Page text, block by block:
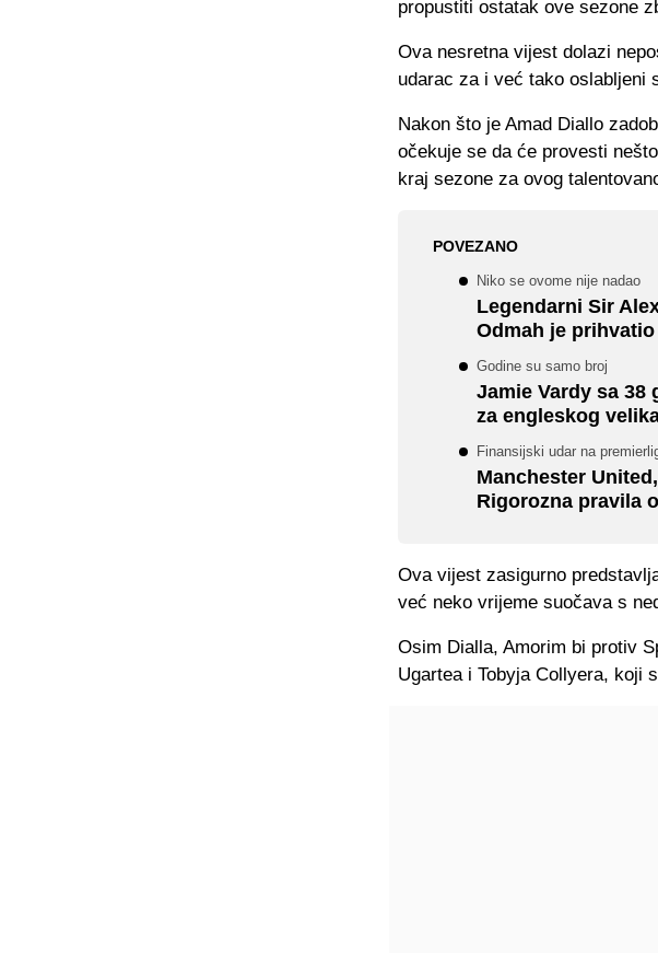
propustiti ostatak ove sezone
Ova nesretna vijest dolazi
udarac za i već tako oslabljeni
Nakon što je Amad Diallo
očekuje se da će provesti
kraj sezone za ovog
POVEZANO
Niko se ovome nije nadao
Legendarni Sir
Odmah je
Godine su samo broj
Jamie Vardy sa
za engleskog
Finansijski udar na
Manchester
Rigorozna pravila
Ova vijest zasigurno
već neko vrijeme suočava s
Osim Dialla, Amorim bi protiv
Ugartea i Tobyja Collyera, koji